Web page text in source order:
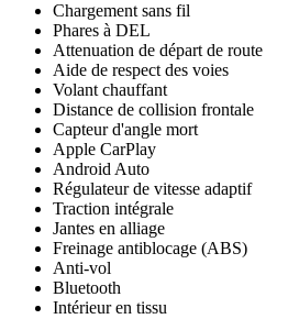
Chargement sans fil
Phares à DEL
Attenuation de départ de route
Aide de respect des voies
Volant chauffant
Distance de collision frontale
Capteur d'angle mort
Apple CarPlay
Android Auto
Régulateur de vitesse adaptif
Traction intégrale
Jantes en alliage
Freinage antiblocage (ABS)
Anti-vol
Bluetooth
Intérieur en tissu